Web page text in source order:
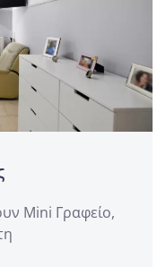
Mini Γραφείο,